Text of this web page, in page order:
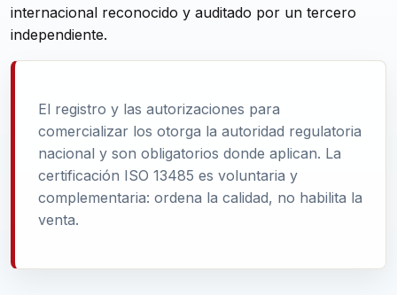
internacional reconocido y auditado por un tercero
independiente.
El registro y las autorizaciones para
comercializar los otorga la autoridad regulatoria
nacional y son obligatorios donde aplican. La
certificación ISO 13485 es voluntaria y
complementaria: ordena la calidad, no habilita la
venta.